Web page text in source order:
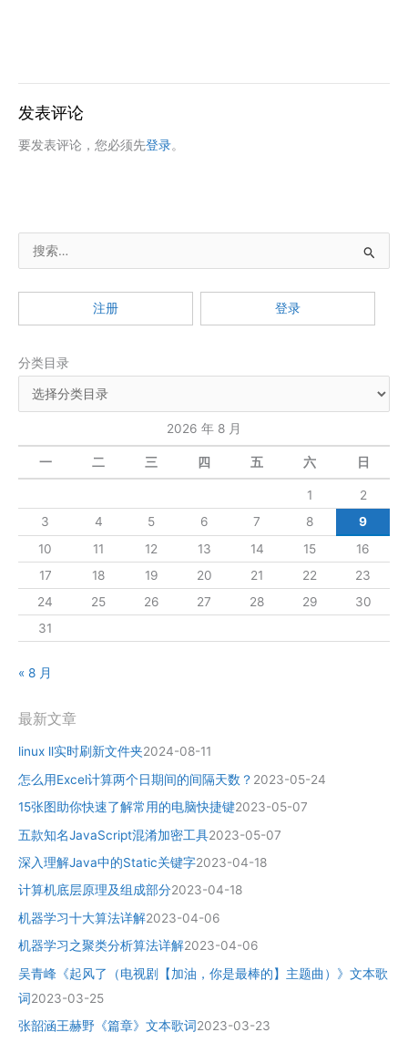
发表评论
要发表评论，您必须先登录。
索
：
注册
登录
分类目录
2026 年 8 月
一 二 三 四 五 六 日
1
2
3
4 5 6 7 8
9
10
11 12 13 14 15
16
17
18 19 20 21 22
23
24
25 26 27 28 29
30
31
« 8 月
最新文章
linux ll实时刷新文件夹2024-08-11
怎么用Excel计算两个日期间的间隔天数？ 2023-05-24
15张图助你快速了解常用的电脑快捷键2023-05-07
五款知名JavaScript混淆加密工具2023-05-07
深入理解Java中的Static关键字2023-04-18
计算机底层原理及组成部分2023-04-18
机器学习十大算法详解2023-04-06
机器学习之聚类分析算法详解2023-04-06
吴青峰《起风了（电视剧【加油，你是最棒的】主题曲）》文本歌
词2023-03-25
张韶涵王赫野《篇章》文本歌词2023-03-23